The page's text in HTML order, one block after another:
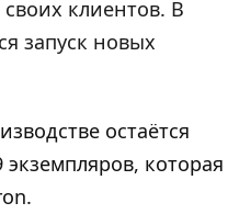
клиентов. В
запуск новых
остаётся
которая